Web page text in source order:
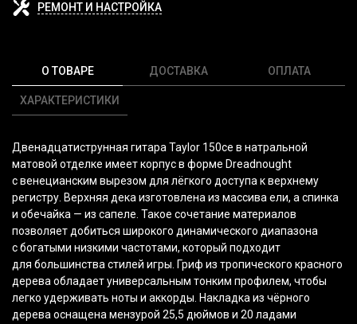
РЕМОНТ И НАСТРОЙКА
О ТОВАРЕ
ХАРАКТЕРИСТИКИ
ДОСТАВКА ОПЛАТА
Двенадцатиструнная гитара Taylor 150ce в натральной
матовой отделке имеет корпус в форме Dreadnought
с венецианским вырезом для лёгкого доступа к верхнему
регистру. Верхняя дека изготовлена из массива ели, а спинка
и обечайка — из сапеле. Такое сочетание материалов
позволяет добиться широкого динамического диапазона
с богатыми низкими частотами, который подходит
для большинства стилей игры. Гриф из тропического красного
дерева обладает универсальным тонким профилем, чтобы
легко удерживать ноты и аккорды. Накладка из чёрного
дерева оснащена мензурой 25,5 дюймов и 20 ладами